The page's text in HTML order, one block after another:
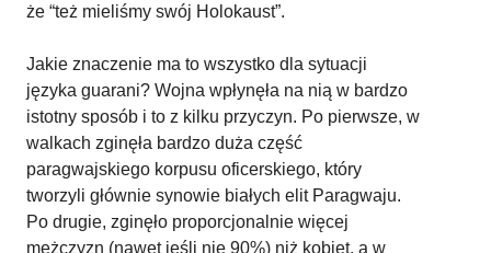
że “też mieliśmy swój Holokaust”.
Jakie znaczenie ma to wszystko dla sytuacji
języka guarani? Wojna wpłynęła na nią w bardzo
istotny sposób i to z kilku przyczyn. Po pierwsze, w
walkach zginęła bardzo duża część
paragwajskiego korpusu oficerskiego, który
tworzyli głównie synowie białych elit Paragwaju.
Po drugie, zginęło proporcjonalnie więcej
mężczyzn (nawet jeśli nie 90%) niż kobiet, a w